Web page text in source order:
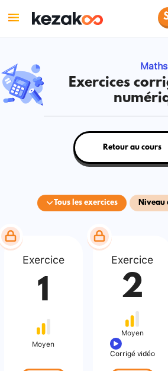
Maths
Exercices
Tous les exercices Niveau
Retour au cours
Exercice
1
Moyen
Exercice
2
Moyen
Corrigé vidéo